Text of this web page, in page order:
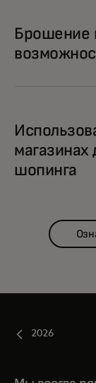
Брошение
шопинга
2026